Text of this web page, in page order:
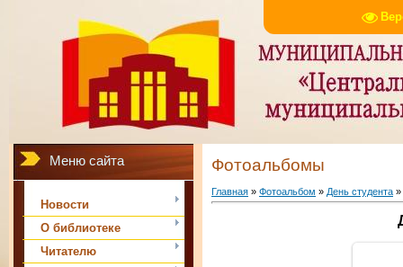
Меню сайта
Новости
О библиотеке
Читателю
Фотоальбомы
Главная » Фотоальбом » День студента »